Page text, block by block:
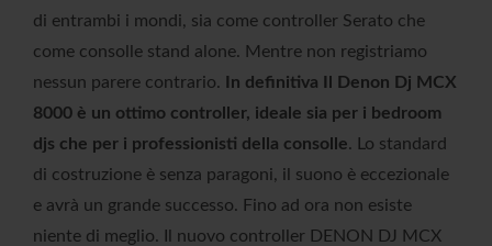
di entrambi i mondi, sia come controller Serato che
come consolle stand alone. Mentre non registriamo
nessun parere contrario. In definitiva Il Denon Dj MCX
8000 è un ottimo controller, ideale sia per i bedroom
djs che per i professionisti della consolle. Lo standard
di costruzione è senza paragoni, il suono è eccezionale
e avrà un grande successo. Fino ad ora non esiste
niente di meglio. Il nuovo controller DENON DJ MCX